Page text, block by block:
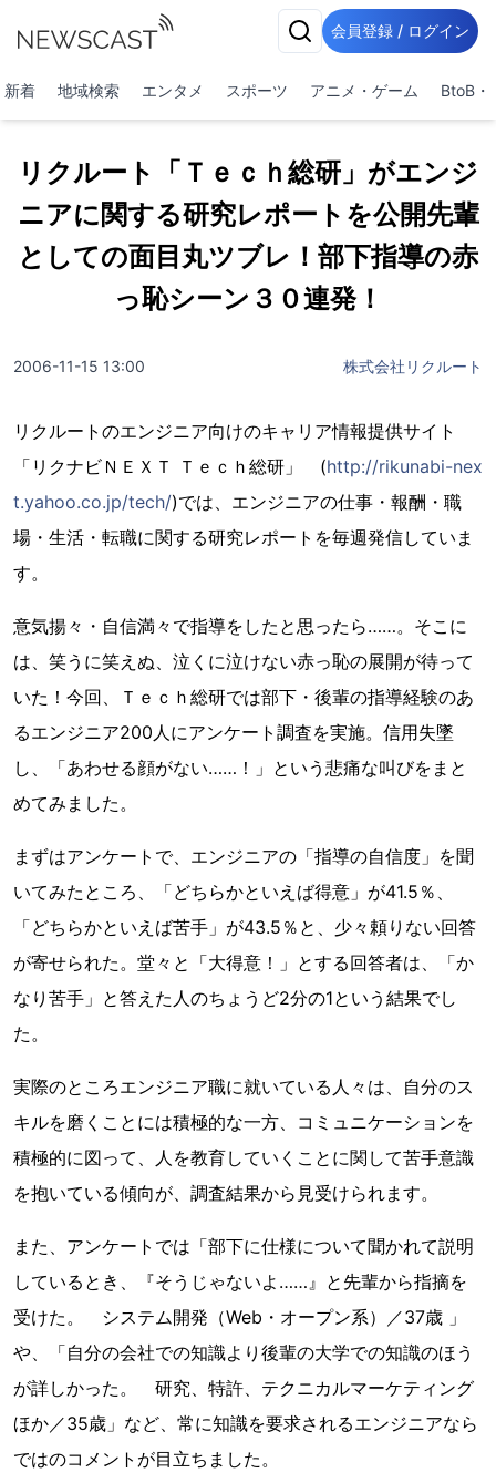
会員登録 / ログイン
新着 地域検索 エンタメ スポーツ アニメ・ゲーム BtoB・
リクルート「Ｔｅｃｈ総研」がエンジ
ニアに関する研究レポートを公開先輩
としての面目丸ツブレ！部下指導の赤
っ恥シーン３０連発！
2006-11-15 13:00 株式会社リクルート
リクルートのエンジニア向けのキャリア情報提供サイト
「リクナビＮＥＸＴ Ｔｅｃｈ総研」 (http://rikunabi-nex
t.yahoo.co.jp/tech/)では、エンジニアの仕事・報酬・職
場・生活・転職に関する研究レポートを毎週発信していま
す。
意気揚々・自信満々で指導をしたと思ったら……。そこに
は、笑うに笑えぬ、泣くに泣けない赤っ恥の展開が待って
いた！今回、Ｔｅｃｈ総研では部下・後輩の指導経験のあ
るエンジニア200人にアンケート調査を実施。信用失墜
し、「あわせる顔がない……！」という悲痛な叫びをまと
めてみました。
まずはアンケートで、エンジニアの「指導の自信度」を聞
いてみたところ、「どちらかといえば得意」が41.5％、
「どちらかといえば苦手」が43.5％と、少々頼りない回答
が寄せられた。堂々と「大得意！」とする回答者は、「か
なり苦手」と答えた人のちょうど2分の1という結果でし
た。
実際のところエンジニア職に就いている人々は、自分のス
キルを磨くことには積極的な一方、コミュニケーションを
積極的に図って、人を教育していくことに関して苦手意識
を抱いている傾向が、調査結果から見受けられます。
また、アンケートでは「部下に仕様について聞かれて説明
しているとき、『そうじゃないよ……』と先輩から指摘を
受けた。 システム開発（Web・オープン系）／37歳 」
や、「自分の会社での知識より後輩の大学での知識のほう
が詳しかった。 研究、特許、テクニカルマーケティング
ほか／35歳」など、常に知識を要求されるエンジニアなら
ではのコメントが目立ちました。